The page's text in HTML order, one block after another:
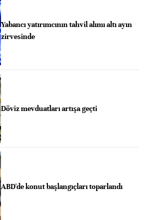
Yabancı yatırımcının tahvil alımı altı ayın
zirvesinde
Döviz mevduatları artışa geçti
ABD'de konut başlangıçları toparlandı